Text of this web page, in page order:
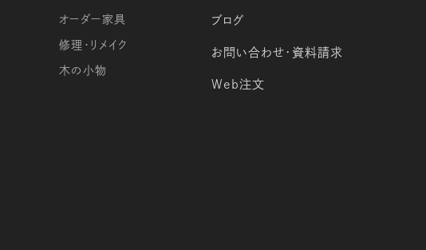
オーダー家具
修理・リメイク
木の小物
ブログ
お問い合わせ・資料請求
Web注文